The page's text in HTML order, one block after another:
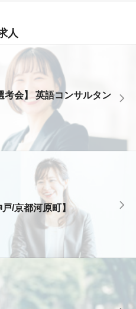
人
考会】 英語コンサルタン
/京都河原町】